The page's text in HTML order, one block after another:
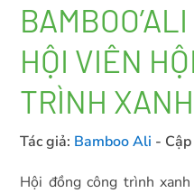
HỘI VIÊN
TRÌNH
Tác giả: Bamboo Ali -
Hội đồng công trình